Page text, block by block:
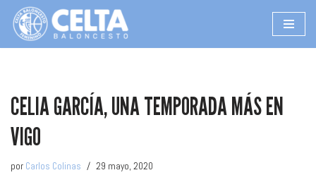
Saltar
CELIA GARCÍA, UNA TEMPORADA MÁS EN
VIGO
por Carlos Colinas 29 mayo, 2020